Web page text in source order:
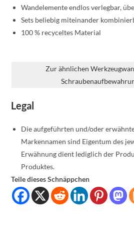
Wandelemente endlos verlegbar,
Sets beliebig miteinander
100 % recyceltes Material
Zur ähnlichen
Legal
Die aufgeführten und/oder
Markennamen sind Eigentum des
Erwähnung dient lediglich der
Produktes.
Teile dieses Schnäppchen